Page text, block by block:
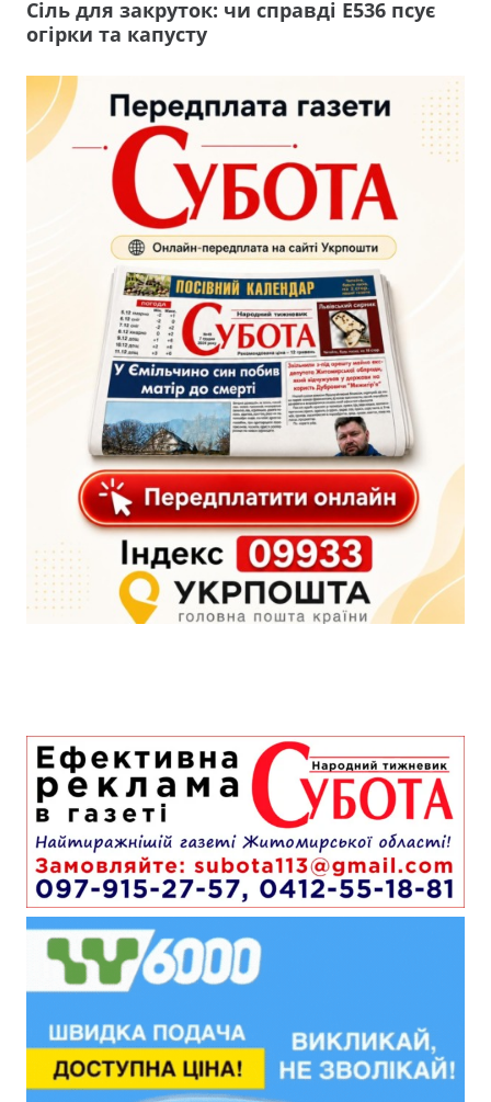
Сіль для закруток: чи справді Е536 псує
огірки та капусту